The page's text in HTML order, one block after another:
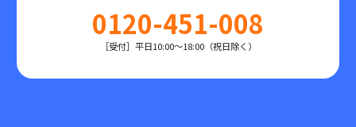
0120-451-008
［受付］平日10:00～18:00（祝日除く）